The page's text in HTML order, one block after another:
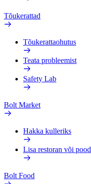
Tõukerattad
Tõukerattaohutus
Teata probleemist
Safety Lab
Bolt Market
Hakka kulleriks
Lisa restoran või pood
Bolt Food